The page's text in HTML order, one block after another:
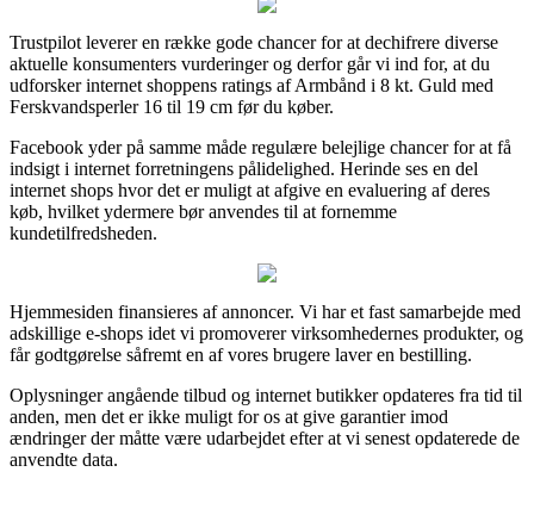
Trustpilot leverer en række gode chancer for at dechifrere diverse
aktuelle konsumenters vurderinger og derfor går vi ind for, at du
udforsker internet shoppens ratings af Armbånd i 8 kt. Guld med
Ferskvandsperler 16 til 19 cm før du køber.
Facebook yder på samme måde regulære belejlige chancer for at få
indsigt i internet forretningens pålidelighed. Herinde ses en del
internet shops hvor det er muligt at afgive en evaluering af deres
køb, hvilket ydermere bør anvendes til at fornemme
kundetilfredsheden.
Hjemmesiden finansieres af annoncer. Vi har et fast samarbejde med
adskillige e-shops idet vi promoverer virksomhedernes produkter, og
får godtgørelse såfremt en af vores brugere laver en bestilling.
Oplysninger angående tilbud og internet butikker opdateres fra tid til
anden, men det er ikke muligt for os at give garantier imod
ændringer der måtte være udarbejdet efter at vi senest opdaterede de
anvendte data.